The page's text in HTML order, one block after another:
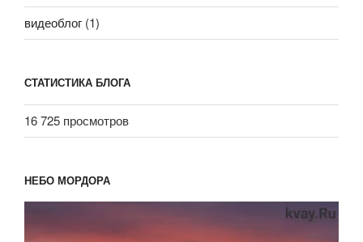
видеоблог (1)
СТАТИСТИКА БЛОГА
16 725 просмотров
НЕБО МОРДОРА